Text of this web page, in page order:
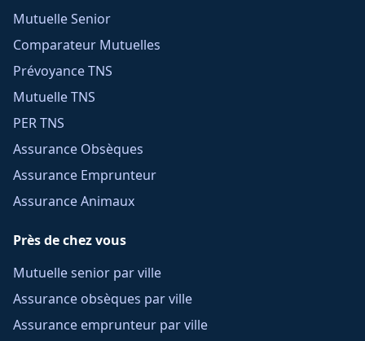
Mutuelle Senior
Comparateur Mutuelles
Prévoyance TNS
Mutuelle TNS
PER TNS
Assurance Obsèques
Assurance Emprunteur
Assurance Animaux
Près de chez vous
Mutuelle senior par ville
Assurance obsèques par ville
Assurance emprunteur par ville